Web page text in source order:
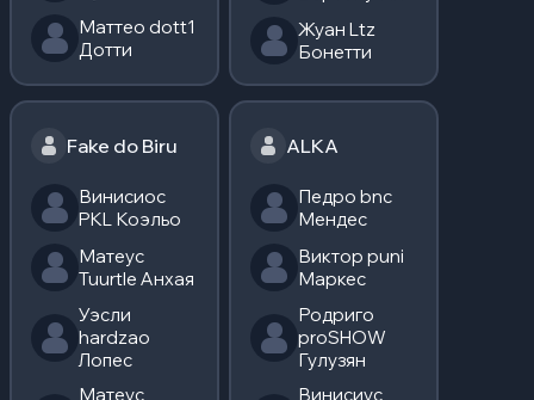
Маттео dott1
Дотти
Жуан Ltz
Бонетти
Fake do Biru
Винисиос
PKL Коэльо
Матеус
Tuurtle Анхая
Уэсли
hardzao
Лопес
Матеус
ALKA
Педро bnc
Мендес
Виктор puni
Маркес
Родриго
proSHOW
Гулузян
Винисиус